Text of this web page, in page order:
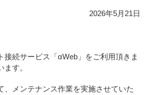
2026年5月 21日
接続サービス「αWeb」をご利用頂きま
す。
、メンテナンス作業を実施させていた